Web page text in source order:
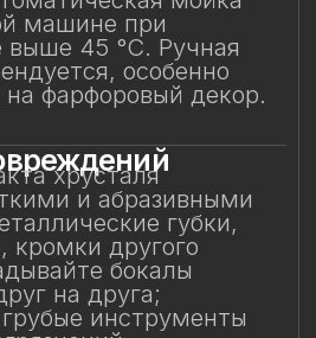
сохранить его
придавая
вкуса